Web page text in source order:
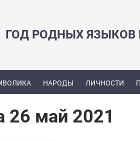
ГОД РОДНЫХ ЯЗЫКОВ
НАРОДЫ ЛИЧНОСТИ
26 май 2021